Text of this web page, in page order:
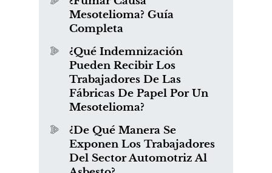
Mesotelioma? Guía
Completa
¿Qué Indemnización
Pueden Recibir Los
Trabajadores De Las
Fábricas De Papel Por Un
Mesotelioma?
¿De Qué Manera Se
Exponen Los Trabajadores
Del Sector Automotriz Al